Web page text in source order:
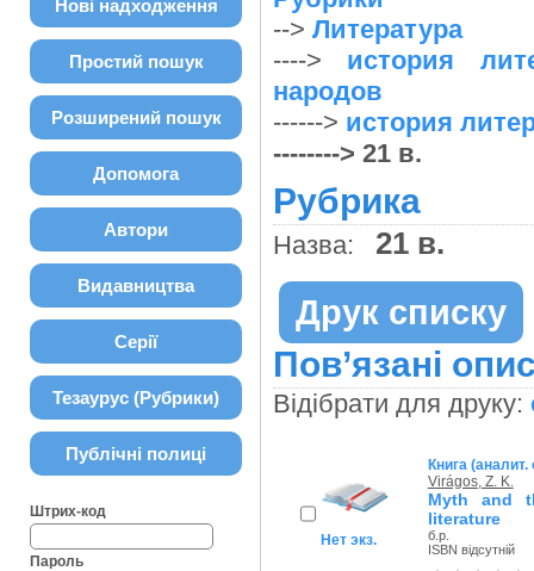
Нові надходження
Простий пошук
Розширений пошук
Допомога
Автори
Видавництва
Серії
Тезаурус (Рубрики)
Публічні полиці
Штрих-код
Пароль
--> Литература
----> история
народов
------> история
--------> 21 в.
Рубрика
Назва: 21 в.
Друк списку
Пов’язані
Відібрати для друку:
Нет экз.
Книга
Virágos, Z. K.
Myth and
literature
б.р.
ISBN відсутній